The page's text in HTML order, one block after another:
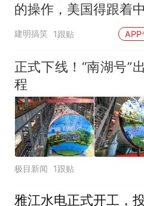
的操作，美国得跟着
的屁股后面追
建明搞笑 1跟贴 APP
正式下线！“南湖号”
程
极目新闻 1跟贴
雅江水电正式开工，